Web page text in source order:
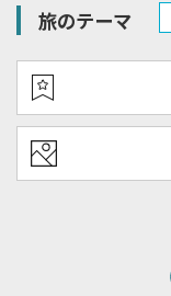
旅のテーマ